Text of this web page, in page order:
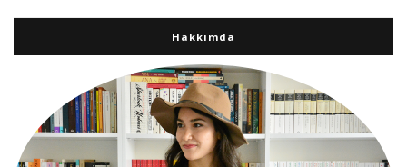
Hakkımda